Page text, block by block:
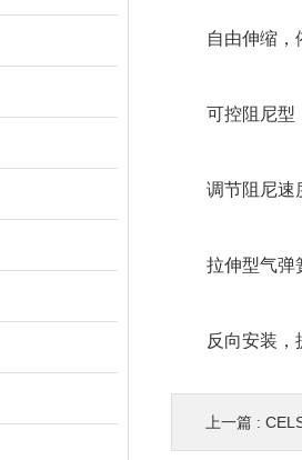
自由伸缩，依
可控阻尼型
调节阻尼速度
拉伸型气弹
反向安装，提
上一篇 :